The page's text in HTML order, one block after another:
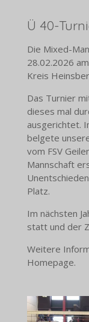
Ü 40-
Die Mixed-
28.02.2026
Kreis
Das Turnier
dieses mal
ausgerichtet.
belgete
vom FSV
Mannschaft
Platz.
Im nächsten
statt und der
Weitere
Homepage.